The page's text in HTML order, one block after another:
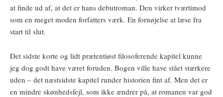
at finde ud af, at det er hans debutroman. Den virker tværtimod
som en meget moden forfatters værk. En fornøjelse at læse fra
start til slut.
Det sidste korte og lidt prætentiøst filosoferende kapitel kunne
jeg dog godt have været foruden. Bogen ville have stået stærkere
uden – det næstsidste kapitel runder historien fint af. Men det er
en mindre skønhedsfejl, som ikke ændrer på, at romanen var god